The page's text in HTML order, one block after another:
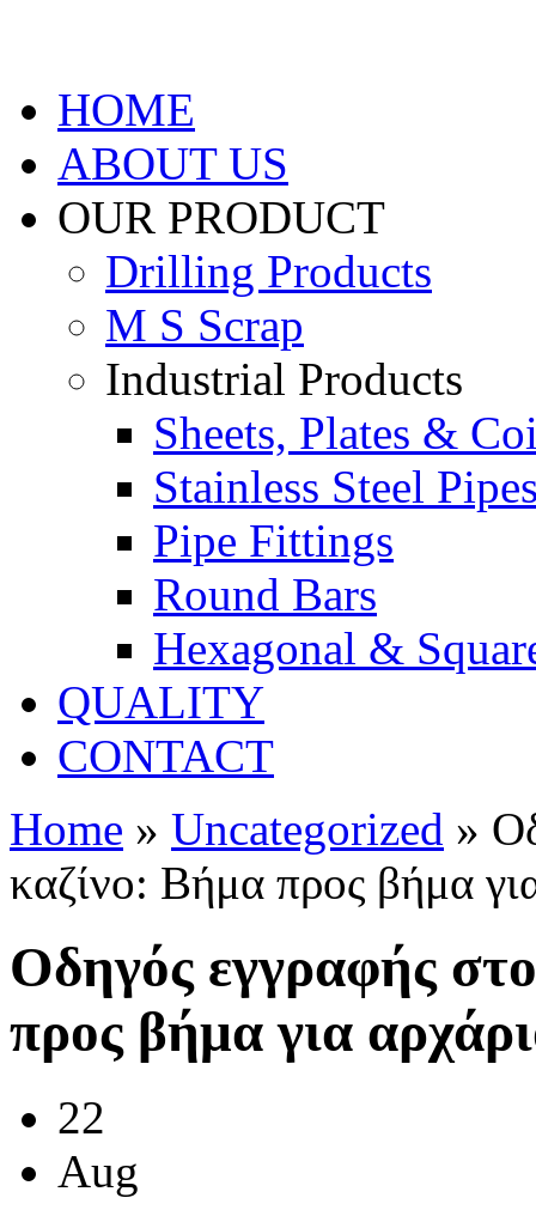
HOME
ABOUT US
OUR PRODUCT
Drilling Products
M S Scrap
Industrial Products
Sheets, Plates &
Stainless Steel
Pipe Fittings
Round Bars
Hexagonal &
QUALITY
CONTACT
Home » Uncategorized »
καζίνο: Βήμα προς βήμα
Οδηγός εγγραφής
προς βήμα για
22
Aug